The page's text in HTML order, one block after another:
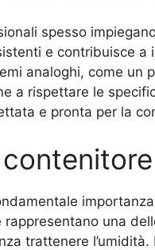
spesso
e contribuisce
analoghi, come un
a rispettare le
e pronta per la
una
trattenere